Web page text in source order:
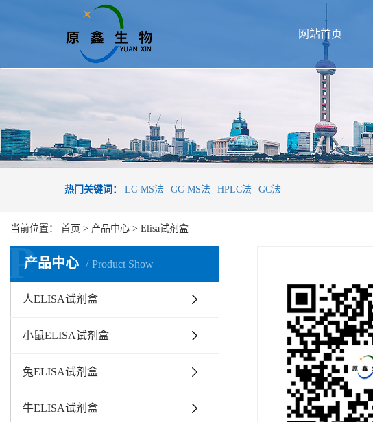
网站首页
热门关键词： LC-MS法 GC-MS法 HPLC法 GC法
当前位置： 首页 > 产品中心 > Elisa试剂盒
产品中心 Product Show
P
人ELISA试剂盒
小鼠ELISA试剂盒
兔ELISA试剂盒
牛ELISA试剂盒